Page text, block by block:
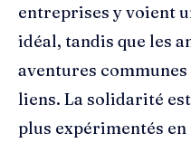
entreprises y voient
idéal, tandis que les
aventures
liens. La solidarité
plus expérimentés